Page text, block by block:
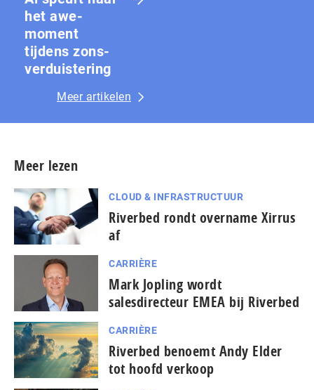
het awe-
moment
tijdens zons­
ver­duis­te­ring
Meer artikelen
Meer lezen
CLOUD & INFRASTRUCTUUR
Riverbed rondt overname Xirrus
af
CARRIÈRE
Mark Jopling wordt
salesdirecteur EMEA bij Riverbed
CARRIÈRE
Riverbed benoemt Andy Elder
tot hoofd verkoop